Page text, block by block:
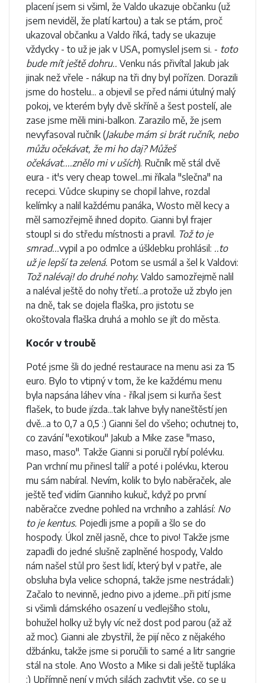
placení jsem si všiml, že Valdo ukazuje občanku (už
jsem neviděl, že platí kartou) a tak se ptám, proč
ukazoval občanku a Valdo říká, tady se ukazuje
vždycky - to už je jak v USA, pomyslel jsem si. - toto
bude mít ještě dohru.. Venku nás přivítal Jakub jak
jinak než vřele - nákup na tři dny byl pořízen. Dorazili
jsme do hostelu... a objevil se před námi útulný malý
pokoj, ve kterém byly dvě skříně a šest postelí, ale
zase jsme měli mini-balkon. Zarazilo mě, že jsem
nevyfasoval ručník (Jakube mám si brát ručník, nebo
můžu očekávat, že mi ho daj? Můžeš
očekávat....znělo mi v uších). Ručník mě stál dvě
eura - it's very cheap towel...mi říkala "slečna" na
recepci. Vůdce skupiny se chopil lahve, rozdal
kelímky a nalil každému panáka, Wosto měl kecy a
měl samozřejmě ihned dopito. Gianni byl frajer
stoupl si do středu místnosti a pravil. Tož to je
smrad...vypil a po odmlce a úšklebku prohlásil: ..to
už je lepší ta zelená. Potom se usmál a šel k Valdovi:
Tož nalévaj! do druhé nohy. Valdo samozřejmě nalil
a naléval ještě do nohy třetí...a protože už zbylo jen
na dně, tak se dojela flaška, pro jistotu se
okoštovala flaška druhá a mohlo se jít do města.
Kocór v troubě
Poté jsme šli do jedné restaurace na menu asi za 15
euro. Bylo to vtipný v tom, že ke každému menu
byla napsána láhev vína - říkal jsem si kurňa šest
flašek, to bude jízda...tak lahve byly naneštěstí jen
dvě...a to 0,7 a 0,5 :) Gianni šel do všeho; ochutnej to,
co zavání "exotikou" Jakub a Mike zase "maso,
maso, maso". Takže Gianni si poručil rybí polévku.
Pan vrchní mu přinesl talíř a poté i polévku, kterou
mu sám nabíral. Nevím, kolik to bylo naběraček, ale
ještě teď vidím Gianniho kukuč, když po první
naběračce zvedne pohled na vrchního a zahlásí: No
to je kentus. Pojedli jsme a popili a šlo se do
hospody. Úkol zněl jasně, chce to pivo! Takže jsme
zapadli do jedné slušně zaplněné hospody, Valdo
nám našel stůl pro šest lidí, který byl v patře, ale
obsluha byla velice schopná, takže jsme nestrádali:)
Začalo to nevinně, jedno pivo a jdeme...při pití jsme
si všimli dámského osazení u vedlejšího stolu,
bohužel holky už byly víc než dost pod parou (až až
až moc). Gianni ale zbystřil, že pijí něco z nějakého
džbánku, takže jsme si poručili to samé a litr sangrie
stál na stole. Ano Wosto a Mike si dali ještě tupláka
:) Upřímně není v mých silách zachytit vše, co se u